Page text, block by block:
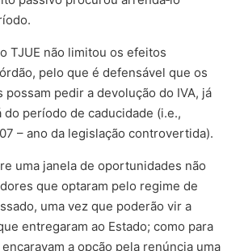
TJUE não limitou os efeitos
pelo que é defensável que os
possam pedir a devolução do IVA, já
do período de caducidade (i.e.,
– ano da legislação controvertida).
uma janela de oportunidades não
que optaram pelo regime de
uma vez que poderão vir a
entregaram ao Estado; como para
a opção pela renúncia uma